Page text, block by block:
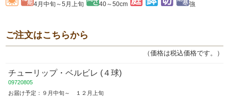
4月中旬～5月上旬 40～50cm 強
ご注文はこちらから
（価格は税込価格です。）
チューリップ・ベルビレ (４球)
09720805
お届け予定：９月中旬～ １２月上旬